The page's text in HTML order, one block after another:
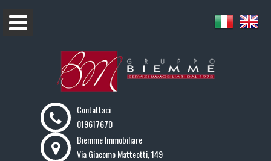
Contattaci
019617670
Biemme Immobiliare
Via Giacomo Matteotti, 149